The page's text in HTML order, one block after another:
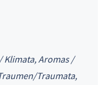
Klimata, Aromas /
Traumata,